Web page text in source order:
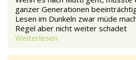
ganzer Generationen
Lesen im Dunkeln zwar müde
Regel aber nicht weiter schadet
Weiterlesen